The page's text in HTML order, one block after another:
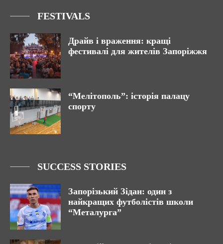
FESTIVALS
Драйв і враження: кращі
фестивалі для жителів Запоріжжя
“Мелітополь”: історія палацу
спорту
SUCCESS STORIES
Запорізький Зідан: один з
найкращих футболістів школи
“Металурга”